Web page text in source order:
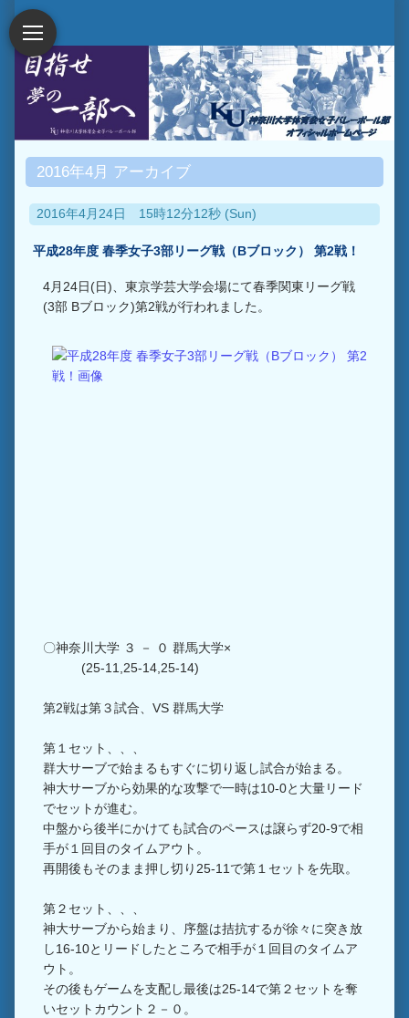
2016年4月 アーカイブ
2016年4月24日 15時12分12秒 (Sun)
平成28年度 春季女子3部リーグ戦（Bブロック） 第2戦！
4月24日(日)、東京学芸大学会場にて春季関東リーグ戦
(3部 Bブロック)第2戦が行われました。
〇神奈川大学 ３ － ０ 群馬大学×
(25-11,25-14,25-14)
第2戦は第３試合、VS 群馬大学
第１セット、、、
群大サーブで始まるもすぐに切り返し試合が始まる。
神大サーブから効果的な攻撃で一時は10-0と大量リード
でセットが進む。
中盤から後半にかけても試合のペースは譲らず20-9で相
手が１回目のタイムアウト。
再開後もそのまま押し切り25-11で第１セットを先取。
第２セット、、、
神大サーブから始まり、序盤は拮抗するが徐々に突き放
し16-10とリードしたところで相手が１回目のタイムア
ウト。
その後もゲームを支配し最後は25-14で第２セットを奪
いセットカウント２－０。